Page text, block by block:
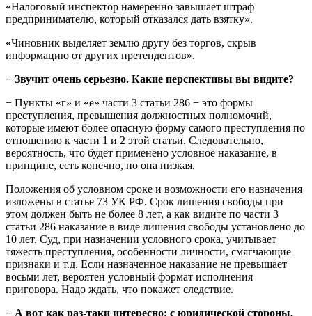
«Налоговый инспектор намеренно завышает штраф
предпринимателю, который отказался дать взятку».
«Чиновник выделяет землю другу без торгов, скрыв
информацию от других претендентов».
− Звучит очень серьезно. Какие перспективы вы видите?
− Пункты «г» и «е» части 3 статьи 286 − это формы
преступления, превышения должностных полномочий,
которые имеют более опасную форму самого преступления по
отношению к части 1 и 2 этой статьи. Следовательно,
вероятность, что будет применено условное наказание, в
принципе, есть конечно, но она низкая.
Положения об условном сроке и возможности его назначения
изложены в статье 73 УК РФ. Срок лишения свободы при
этом должен быть не более 8 лет, а как видите по части 3
статьи 286 наказание в виде лишения свободы установлено до
10 лет. Суд, при назначении условного срока, учитывает
тяжесть преступления, особенности личности, смягчающие
признаки и т.д. Если назначенное наказание не превышает
восьми лет, вероятен условный формат исполнения
приговора. Надо ждать, что покажет следствие.
− А вот как раз-таки интересно: с юридической стороны,